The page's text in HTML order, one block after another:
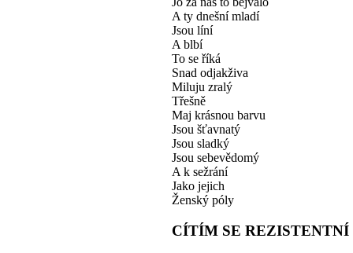
A ty dnešní mladí
Jsou líní
A blbí
To se říká
Snad odjakživa
Miluju zralý
Třešně
Maj krásnou barvu
Jsou šťavnatý
Jsou sladký
Jsou sebevědomý
A k sežrání
Jako jejich
Ženský póly
CÍTÍM SE REZISTENTNÍ